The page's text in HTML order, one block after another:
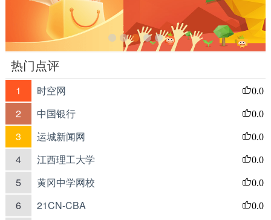
热门点评
1 时空网 0.0
2 中国银行 0.0
3 运城新闻网 0.0
4 江西理工大学 0.0
5 黄冈中学网校 0.0
6 21CN-CBA 0.0